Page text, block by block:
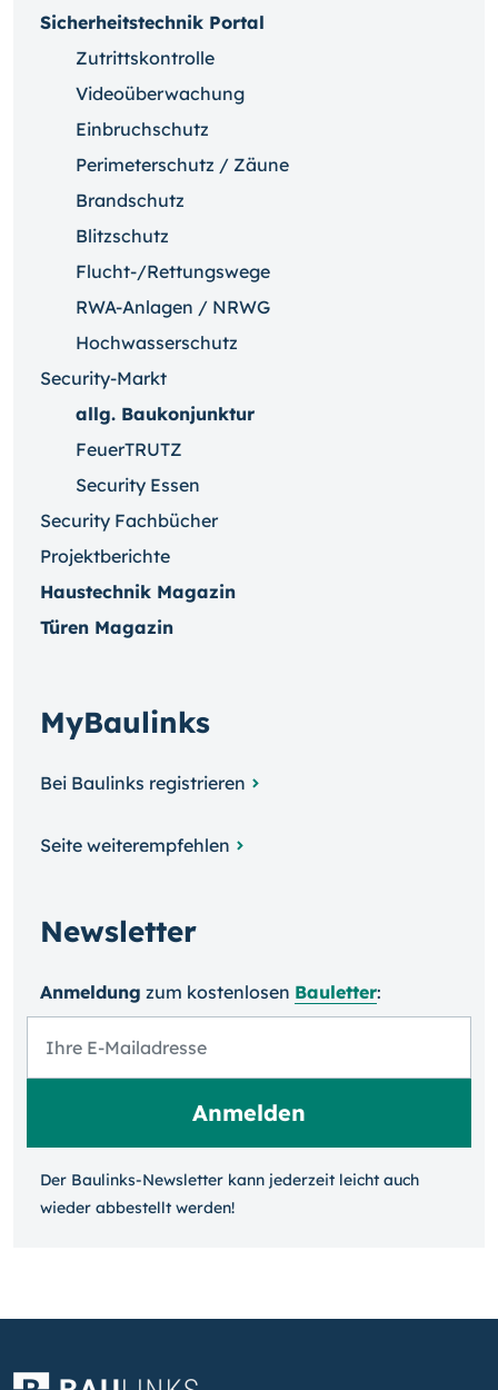
Sicherheitstechnik Portal
Zutrittskontrolle
Videoüberwachung
Einbruchschutz
Perimeterschutz / Zäune
Brandschutz
Blitzschutz
Flucht-/Rettungswege
RWA-Anlagen / NRWG
Hochwasserschutz
Security-Markt
allg. Baukonjunktur
FeuerTRUTZ
Security Essen
Security Fachbücher
Projektberichte
Haustechnik Magazin
Türen Magazin
MyBaulinks
Bei Baulinks registrieren
Seite weiterempfehlen
Newsletter
Anmeldung zum kosten­losen Bauletter:
Der Baulinks-Newsletter kann jeder­zeit leicht auch
wieder ab­bestellt werden!